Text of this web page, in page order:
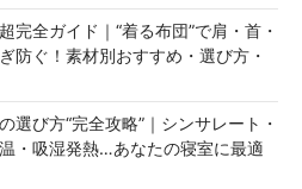
完全ガイド｜“着る布団”で肩・首・
防ぐ！素材別おすすめ・選び方・
選び方“完全攻略”｜シンサレート・
・吸湿発熱…あなたの寝室に最適